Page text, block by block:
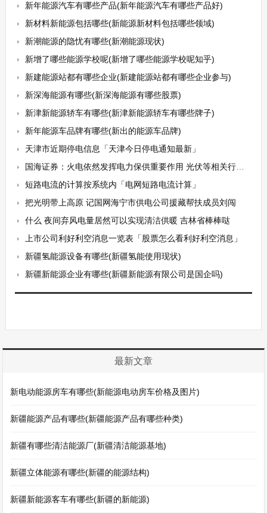
新年能源汽车有哪些产品(新年能源汽车有哪些产品好)
新材料新能源包括哪些(新能源新材料包括哪些领域)
新潮能源的隐忧有哪些(新潮能源现状)
新增了哪些能源学校呢(新增了哪些能源学校呢知乎)
新建能源站都有哪些企业(新建能源站都有哪些企业参与)
新深海能源有哪些(新深海能源有哪些股票)
新津新能源轿车有哪些(新津新能源轿车有哪些牌子)
新年能源车品牌有哪些(新出的能源车品牌)
天津市近期停电信息「天津今日停电通知最新」
国海证券：火电依然发挥电力保供重要作用 光伏等相关行业有望持续景气
短路电流的计算按系统内「电网短路电流计算」
把光明带上高原 记国网海宁市供电公司援藏帮扶成员刘闯
什么 夜间弃风电量居然可以实现清洁供暖 吉林省棒棒哒
上市公司利好利空消息一览表「股票怎么看利好利空消息」
新疆氢能源设备有哪些(新疆氢能使用现状)
新疆新能源企业有哪些(新疆新能源有限公司是国企吗)
最新文章
新电动能源房车有哪些(新能源电动房车价格及图片)
新疆能源产品有哪些(新疆能源产品有哪些种类)
新疆有哪些清洁能源厂(新疆清洁能源基地)
新疆立体能源有哪些(新疆的能源结构)
新疆新能源客车有哪些(新疆的新能源)